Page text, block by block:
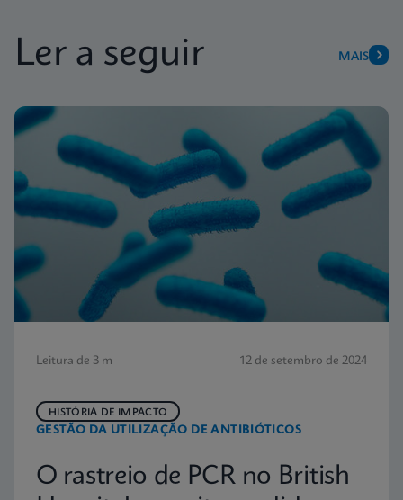
Ler a seguir MAIS
Leitura de 3 m 12 de setembro de 2024
GESTÃO DA UTILIZAÇÃO DE ANTIBIÓTICOS
HISTÓRIA DE IMPACTO
O rastreio de PCR no British